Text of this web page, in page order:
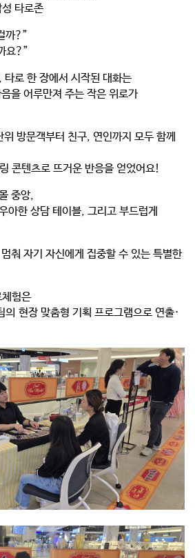
타로존
까?”
요?”
로 한 장에서 시작된 대화는
을 어루만져 주는 작은 위로가
방문객부터 친구, 연인까지 모두 함께
콘텐츠로 뜨거운 반응을 얻었어요!
중앙,
아한 상담 테이블, 그리고 부드럽게
춰 자기 자신에게 집중할 수 있는 특별한
험은
의 현장 맞춤형 기획 프로그램으로 연출·